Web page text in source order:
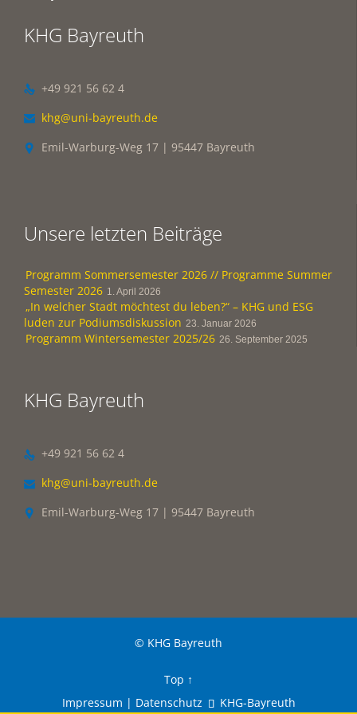
KHG Bayreuth
 +49 921 56 62 4
 khg@uni-bayreuth.de
 Emil-Warburg-Weg 17 | 95447 Bayreuth
Unsere letzten Beiträge
Programm Sommersemester 2026 // Programme Summer
Semester 2026 1. April 2026
„In welcher Stadt möchtest du leben?“ – KHG und ESG
luden zur Podiumsdiskussion 23. Januar 2026
Programm Wintersemester 2025/26 26. September 2025
KHG Bayreuth
 +49 921 56 62 4
 khg@uni-bayreuth.de
 Emil-Warburg-Weg 17 | 95447 Bayreuth
© KHG Bayreuth
Top ↑
Impressum | Datenschutz  KHG-Bayreuth